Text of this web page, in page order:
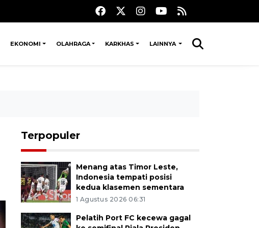
EKONOMI OLAHRAGA KARKHAS LAINNYA
Terpopuler
Menang atas Timor Leste,
Indonesia tempati posisi
kedua klasemen sementara
1 Agustus 2026 06:31
Pelatih Port FC kecewa gagal